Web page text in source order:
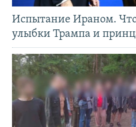
Испытание Ираном.
улыбки Трампа и